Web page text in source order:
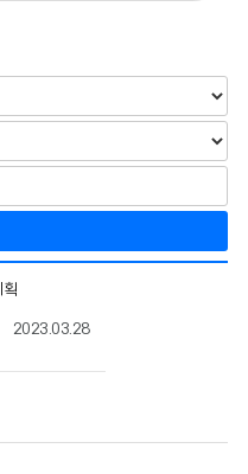
획
2023.03.28